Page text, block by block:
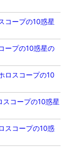
コープの10惑星
ープの10惑星の
ロスコープの10
スコープの10惑星
スコープの10惑